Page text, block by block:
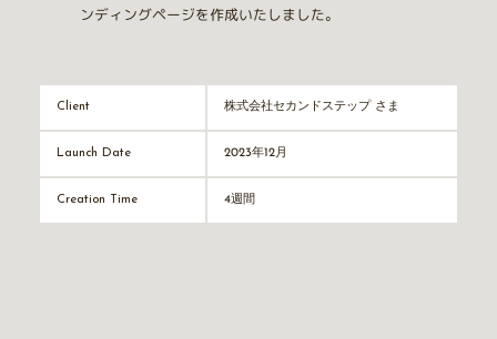
ンディングページを作成いたしました。
Client 株式会社セカンドステップ さま
Launch Date 2023年12月
Creation Time 4週間